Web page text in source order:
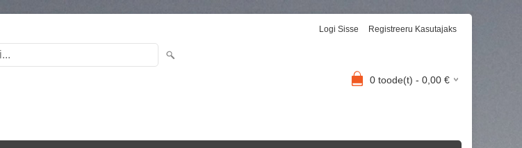
Logi Sisse Registreeru Kasutajaks
0 toode(t) - 0,00 €